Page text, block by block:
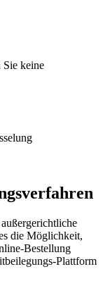
Sie keine
die Möglichkeit,
Bestellung
Plattform